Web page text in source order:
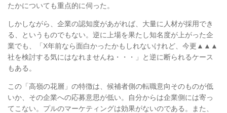
たかについても重点的に伺った。
しかしながら、企業の認知度があがれば、大量に人材が採用でき
る、というものでもない。逆に上場を果たし知名度が上がった企
業でも、「X年前なら面白かったかもしれないけれど、今更▲▲▲
社を検討する気にはなれませんね・・・」と逆に断られるケース
もある。
この「高嶺の花層」の特徴は、候補者側の転職意向そのものが低
いか、その企業への応募意思が低い。自分からは企業側には寄っ
てこない。プルのマーケティングは効果がないのである。また、